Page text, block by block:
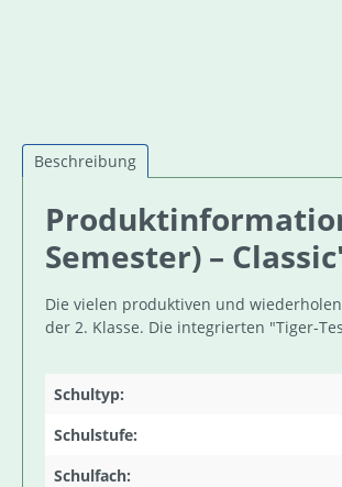
Beschreibung
Semester) –
Die vielen produktiven und
der 2. Klasse. Die integrierten "Tiger-
Schultyp:
Schulstufe:
Schulfach: